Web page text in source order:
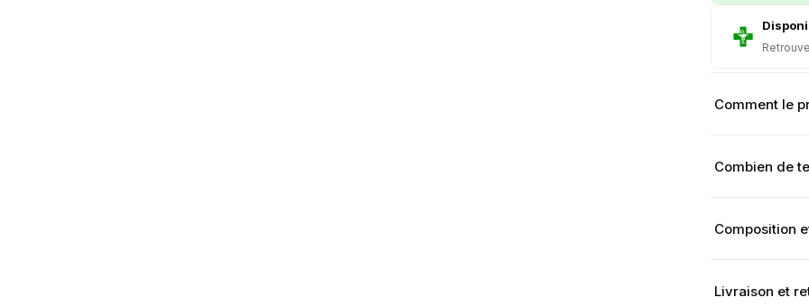
Comment le
Combien de
Composition
Livraison et